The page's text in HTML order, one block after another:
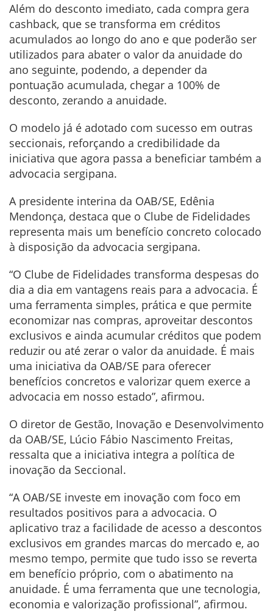
Além do desconto imediato, cada compra gera
cashback, que se transforma em créditos
acumulados ao longo do ano e que poderão ser
utilizados para abater o valor da anuidade do
ano seguinte, podendo, a depender da
pontuação acumulada, chegar a 100% de
desconto, zerando a anuidade.
O modelo já é adotado com sucesso em outras
seccionais, reforçando a credibilidade da
iniciativa que agora passa a beneficiar também a
advocacia sergipana.
A presidente interina da OAB/SE, Edênia
Mendonça, destaca que o Clube de Fidelidades
representa mais um benefício concreto colocado
à disposição da advocacia sergipana.
“O Clube de Fidelidades transforma despesas do
dia a dia em vantagens reais para a advocacia. É
uma ferramenta simples, prática e que permite
economizar nas compras, aproveitar descontos
exclusivos e ainda acumular créditos que podem
reduzir ou até zerar o valor da anuidade. É mais
uma iniciativa da OAB/SE para oferecer
benefícios concretos e valorizar quem exerce a
advocacia em nosso estado”, afirmou.
O diretor de Gestão, Inovação e Desenvolvimento
da OAB/SE, Lúcio Fábio Nascimento Freitas,
ressalta que a iniciativa integra a política de
inovação da Seccional.
“A OAB/SE investe em inovação com foco em
resultados positivos para a advocacia. O
aplicativo traz a facilidade de acesso a descontos
exclusivos em grandes marcas do mercado e, ao
mesmo tempo, permite que tudo isso se reverta
em benefício próprio, com o abatimento na
anuidade. É uma ferramenta que une tecnologia,
economia e valorização profissional”, afirmou.